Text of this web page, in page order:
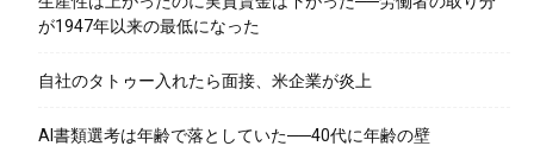
が1947年以来の最低になった
自社のタトゥー入れたら面接、米企業が炎上
AI書類選考は年齢で落としていた──40代に年齢の壁